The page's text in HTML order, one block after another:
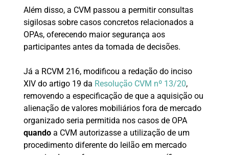
Além disso, a CVM passou a permitir consultas
sigilosas sobre casos concretos relacionados a
OPAs, oferecendo maior segurança aos
participantes antes da tomada de decisões.
Já a RCVM 216, modificou a redação do inciso
XIV do artigo 19 da Resolução CVM nº 13/20,
removendo a especificação de que a aquisição ou
alienação de valores mobiliários fora de mercado
organizado seria permitida nos casos de OPA
quandoa CVM autorizasse a utilização de um
procedimento diferente do leilão em mercado